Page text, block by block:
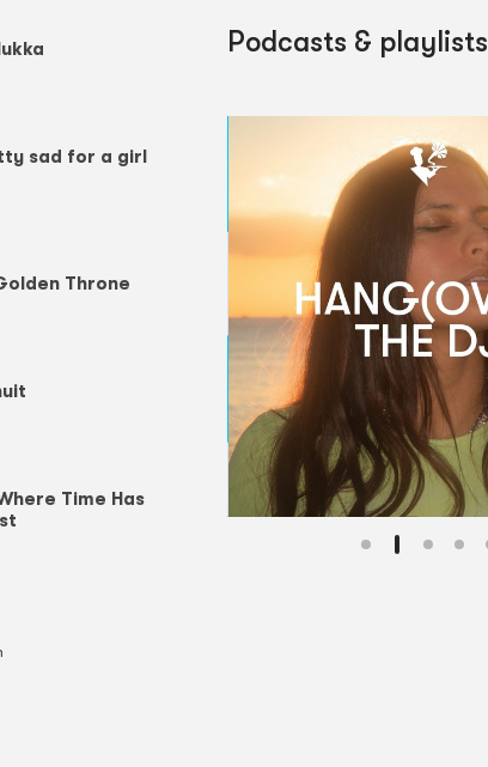
sad for a girl
Throne
Time Has
Podcasts & playlists